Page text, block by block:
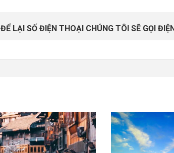
ĐỂ LẠI SỐ ĐIỆN THOẠI CHÚNG TÔI SẼ GỌI